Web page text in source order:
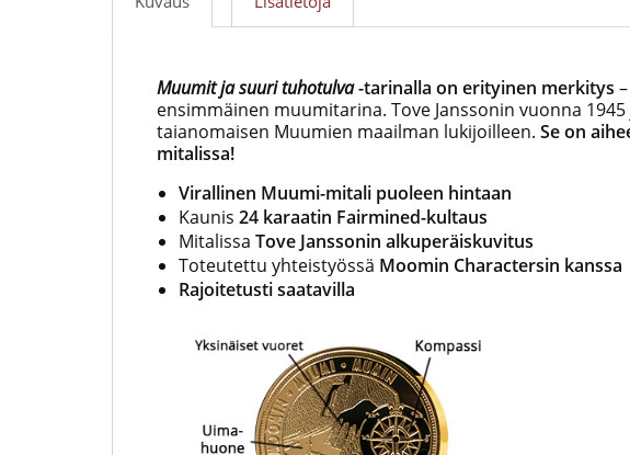
Muumit ja suuri tuhotulva-tarinalla on erityinen merkitys
ensimmäinen muumitarina. Tove Janssonin vuonna
taianomaisen Muumien maailman lukijoilleen. Se on
mitalissa!
Virallinen Muumi-mitali puoleen hintaan
Kaunis 24 karaatin Fairmined-kultaus
Mitalissa Tove Janssonin alkuperäiskuvitus
Toteutettu yhteistyössä Moomin Charactersin kanssa
Rajoitetusti saatavilla